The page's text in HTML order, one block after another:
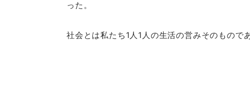
った。
社会とは私たち1人1人の生活の営みそのもので